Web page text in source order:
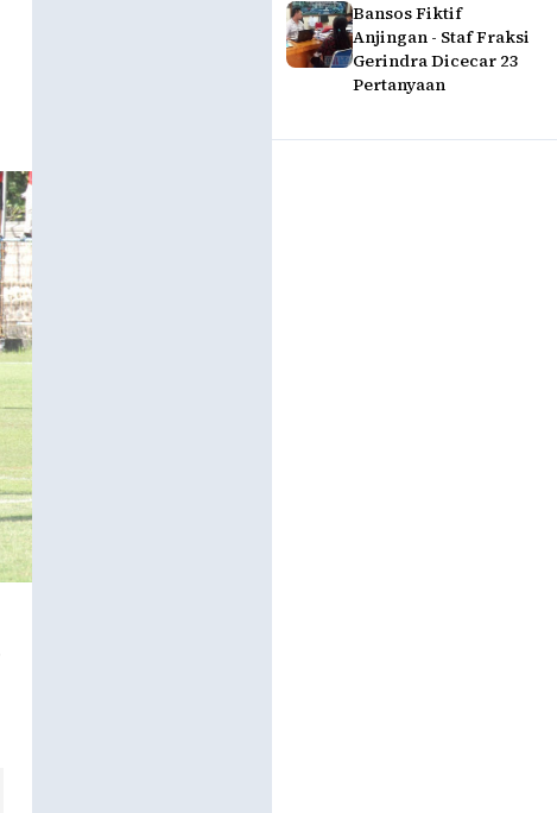
Bansos Fiktif
Anjingan - Staf Fraksi
Gerindra Dicecar 23
Pertanyaan